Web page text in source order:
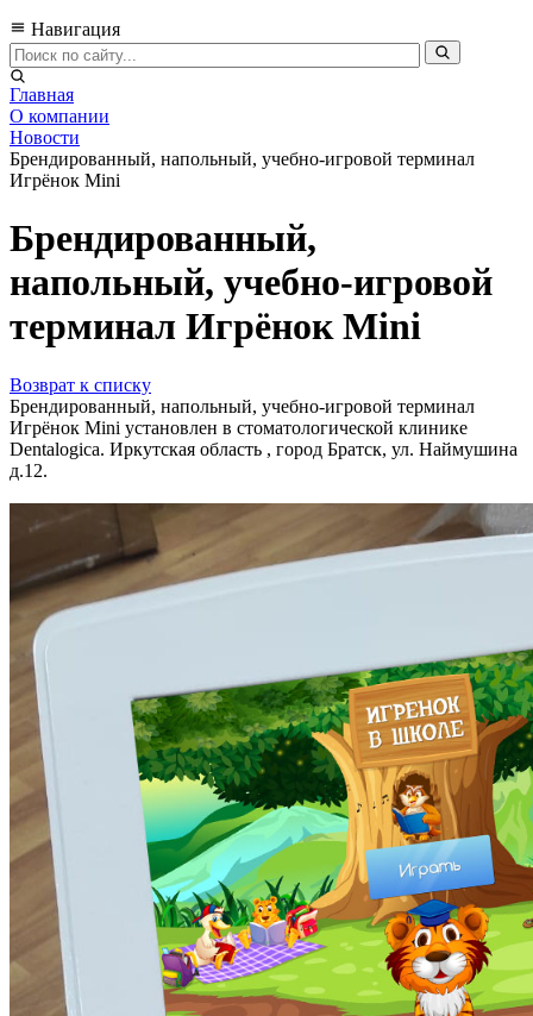
Навигация
Главная
О компании
Новости
Брендированный, напольный, учебно-игровой терминал
Игрёнок Mini
Брендированный,
напольный, учебно-игровой
терминал Игрёнок Mini
Возврат к списку
Брендированный, напольный, учебно-игровой терминал
Игрёнок Mini установлен в стоматологической клинике
Dentalogica. Иркутская область , город Братск, ул. Наймушина
д.12.